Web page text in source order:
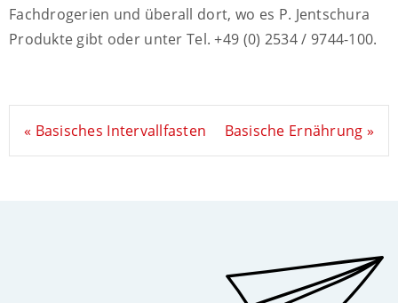
Fachdrogerien und überall dort, wo es P. Jentschura
Produkte gibt oder unter Tel. +49 (0) 2534 / 9744-100.
« Basisches Intervallfasten Basische Ernährung »